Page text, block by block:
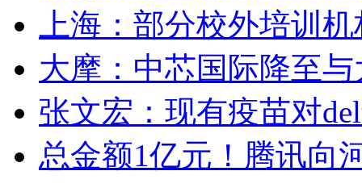
上海：部分校外培训
大摩：中芯国际降至
张文宏：现有疫苗对
总金额1亿元！腾讯向